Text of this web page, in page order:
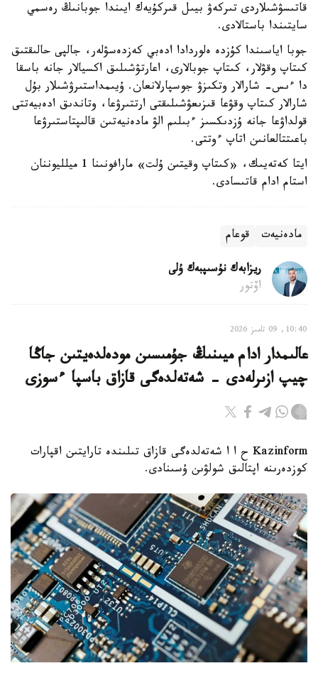
قاتىسۋشىلاردى تىركەۋ بيىل قىركۇيەك ايىندا جوبانىڭ رەسمي
سايتىندا باستالادى.
جوبا اياسىندا كۇزدە ەلوردادا ادەبي كەزدەسۋلەر، جالپى حالىقتىق
كىتاپ وقۋلار، كىتاپ جوبالارى، اعارتۋشىلىق اكسيالار جانە باسقا
دا ءىس- شارالار وتكىزۋ جوسپارلانعان. ۇيىمداستىرۋشىلار بۇل
شارالار كىتاپ وقۋعا قىزىعۋشىلىقتى ارتتىرۋعا، وتاندىق ادەبيەتتى
قولداۋعا جانە ۇزدىكسىز ءبىلىم الۋ مادەنيەتىن قالىپتاستىرۋعا
باعىتتالعانىن اتاپ ءوتتى.
ايتا كەتەيىك، «كىتاپ وقيتىن ۇلت» مارافونىنا 1 ميلليوننان
استام ادام قاتىسادى.
مادەنيەت قوعام
ريزابەك نۇسىپبەك ۇلى
اۆتور
10:40, 09 تامىز 2026
عالىمدار ادام ميىنىڭ جۇمىسىن مودەلدەيتىن جاڭا
چيپ ازىرلەدى - شەتەلدەگى قازاق باسپا ءسوزى
Kazinform ح ا ا شەتەلدەگى قازاق تىلىندە تارايتىن اقپارات
كوزدەرىنە اپتالىق شولۋىن ۇسىنادى.